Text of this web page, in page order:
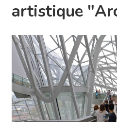
artistique